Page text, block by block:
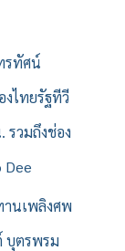
รทัศน์
งไทยรัฐทีวี
รวมถึงช่อง
Dee
านเพลิงศพ
บุตรพรม